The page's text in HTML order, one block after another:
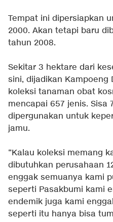
Tempat ini dipersiapkan
2000. Akan tetapi baru
tahun 2008.
Sekitar 3 hektare dari
sini, dijadikan Kampoeng
koleksi tanaman obat
mencapai 657 jenis. Sisa
dipergunakan untuk
jamu.
“Kalau koleksi memang
dibutuhkan perusahaan
enggak semuanya kami
seperti Pasakbumi kami
endemik juga kami
seperti itu hanya bisa